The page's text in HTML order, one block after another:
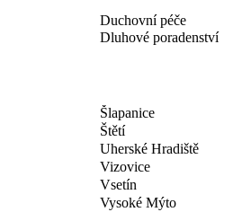
Duchovní péče
Dluhové poradenství
Šlapanice
Štětí
Uherské Hradiště
Vizovice
Vsetín
Vysoké Mýto